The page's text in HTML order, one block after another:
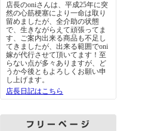
店長のoniさんは、平成25年に突
然の心筋梗塞により一命は取り
留めましたが、全介助の状態
で、生きながらえて頑張ってま
す、ご案内出来る商品も不足し
てきましたが、出来る範囲でoni
嫁が代行させて頂いてます！至
らない点が多々ありますが、ど
うか今後ともよろしくお願い申
し上げます。
店長日記はこちら